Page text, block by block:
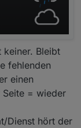
keiner. Bleibt
fehlenden
einen
Seite = wieder
Dienst hört der